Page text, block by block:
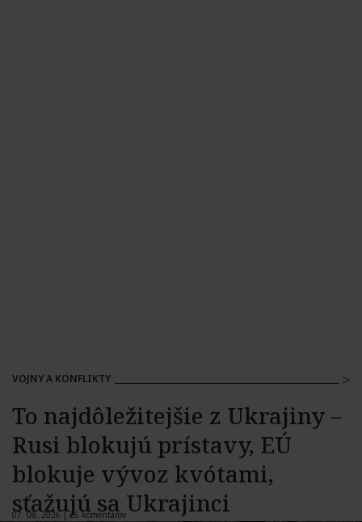
VOJNY A KONFLIKTY
To najdôležitejšie z Ukrajiny –
Rusi blokujú prístavy, EÚ
blokuje vývoz kvótami,
sťažujú sa Ukrajinci
07. 08. 2026 |26 komentárov